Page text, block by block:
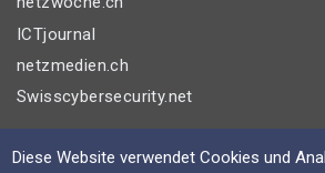
ICTjournal
netzmedien.ch
Swisscybersecurity.net
© NETZMEDIEN AG 2026
Diese Website verwendet Cookies und